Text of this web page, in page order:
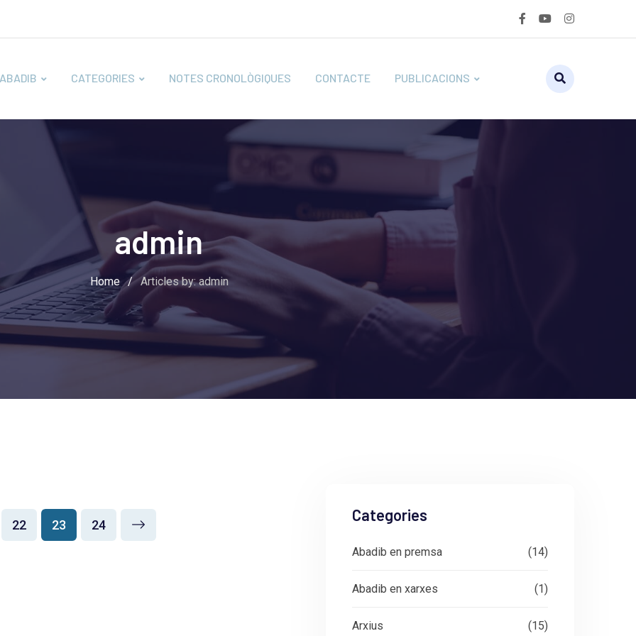
CATEGORIES NOTES CRONOLÒGIQUES CONTACTE PUBLICACIONS
admin
Home / Articles by: admin
22 23 24
Categories
Abadib en premsa (14)
Abadib en xarxes (1)
Arxius (15)